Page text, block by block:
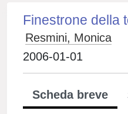
Finestrone della
Resmini, Monica
2006-01-01
Scheda breve